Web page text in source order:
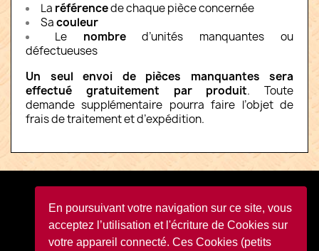
En poursuivant votre navigation sur ce site, vous
acceptez l’utilisation et l'écriture de Cookies sur
votre appareil connecté. Ces Cookies (petits
La référencede chaque pièce concernée
Sacouleur
Le nombred’unités manquantes ou
défectueuses
Un seul envoi de pièces manquantes sera
effectué gratuitement par produit. Toute
demande supplémentaire pourra faire l’objet de
frais de traitement et d’expédition.
FacebookYouTubeInstagram
TikTok